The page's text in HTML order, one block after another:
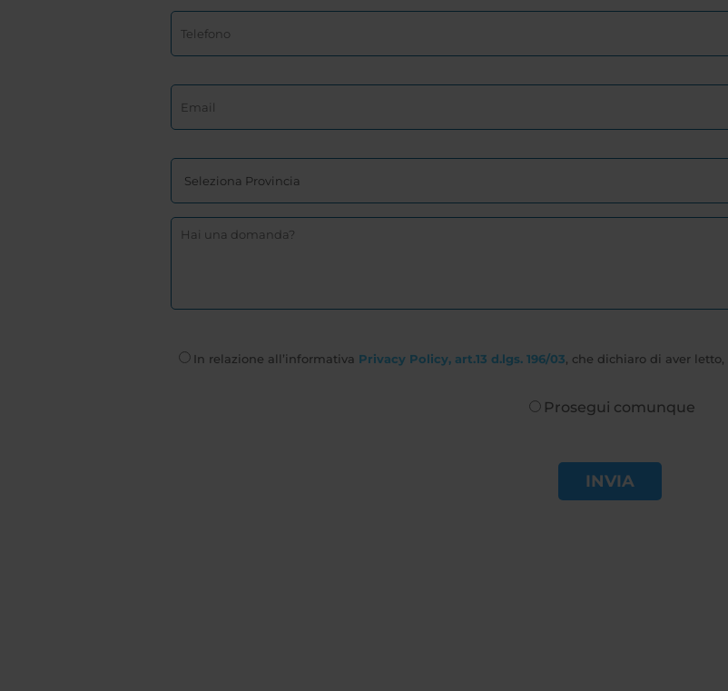
In relazione all’informativa Privacy Policy, art.13 d.lgs. 196/03 , che dichiaro di aver letto,
Prosegui comunque